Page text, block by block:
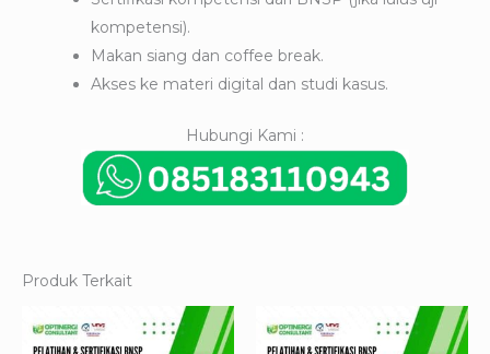
kompetensi).
Makan siang dan coffee break.
Akses ke materi digital dan studi kasus.
Hubungi Kami :
Produk Terkait